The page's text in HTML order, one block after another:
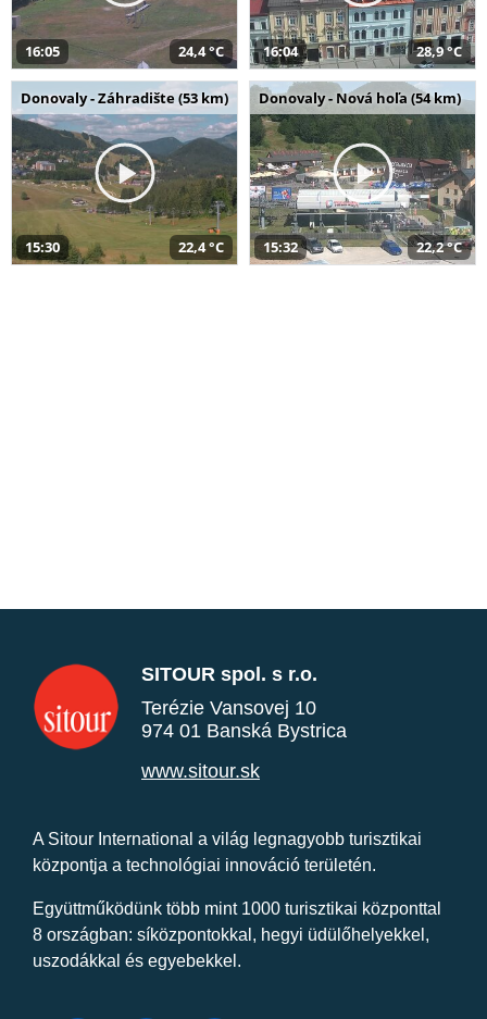
16:05 24,4 °C 16:04 28,9 °C
Donovaly - Záhradište (53 km)
15:30 22,4 °C
Donovaly - Nová hoľa (54 km)
15:32 22,2 °C
SITOUR spol. s r.o.
Terézie Vansovej 10
974 01 Banská Bystrica
www.sitour.sk
A Sitour International a világ legnagyobb turisztikai
központja a technológiai innováció területén.
Együttműködünk több mint 1000 turisztikai központtal
8 országban: síközpontokkal, hegyi üdülőhelyekkel,
uszodákkal és egyebekkel.